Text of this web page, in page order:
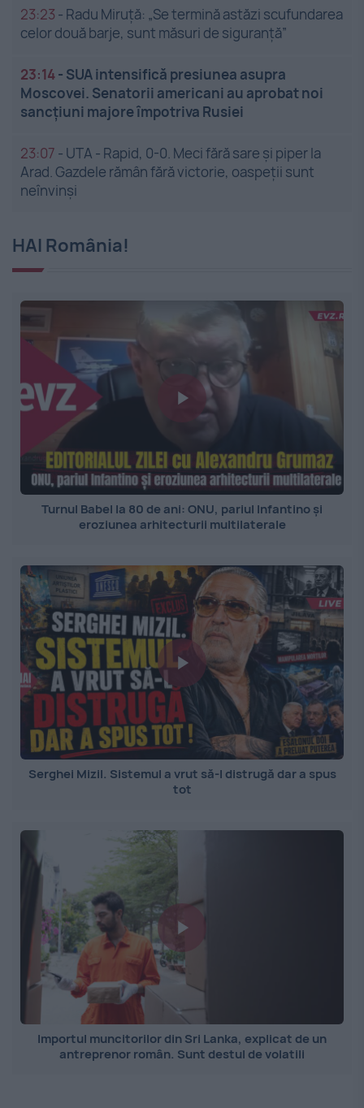
23:23 - Radu Miruță: „Se termină astăzi scufundarea
celor două barje, sunt măsuri de siguranţă”
23:14- SUA intensifică presiunea asupra
Moscovei. Senatorii americani au aprobat noi
sancțiuni majore împotriva Rusiei
23:07 - UTA - Rapid, 0-0. Meci fără sare și piper la
Arad. Gazdele rămân fără victorie, oaspeții sunt
neînvinși
HAI România!
Turnul Babel la 80 de ani: ONU, pariul Infantino și
eroziunea arhitecturii multilaterale
Serghei Mizil. Sistemul a vrut să-l distrugă dar a spus
tot
Importul muncitorilor din Sri Lanka, explicat de un
antreprenor român. Sunt destul de volatili